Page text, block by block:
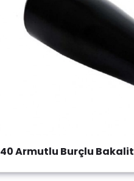
40 Armutlu Burçlu Bakalit